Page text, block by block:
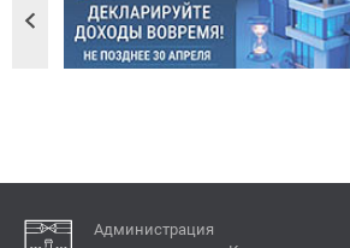
Администрация